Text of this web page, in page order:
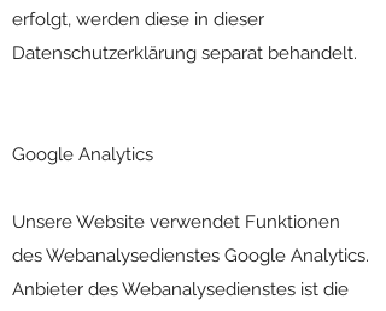
erfolgt, werden diese in dieser
Datenschutzerklärung separat behandelt.
Google Analytics
Unsere Website verwendet Funktionen
des Webanalysedienstes Google Analytics.
Anbieter des Webanalysedienstes ist die